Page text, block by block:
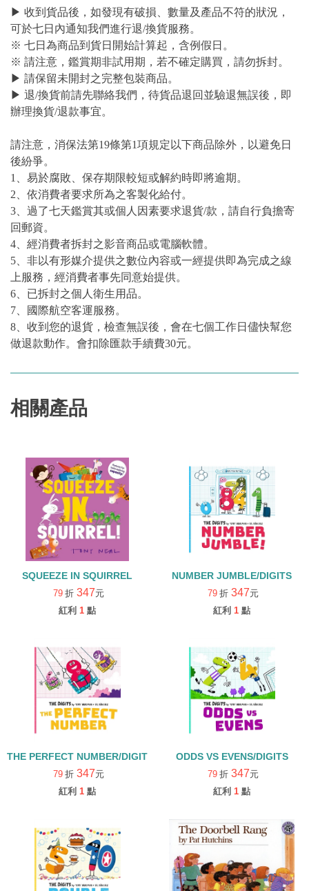
▶ 收到貨品後，如發現有破損、數量及產品不符的狀況，
可於七日內通知我們進行退/換貨服務。
※ 七日為商品到貨日開始計算起，含例假日。
※ 請注意，鑑賞期非試用期，若不確定購買，請勿拆封。
▶ 請保留未開封之完整包裝商品。
▶ 退/換貨前請先聯絡我們，待貨品退回並驗退無誤後，即
辦理換貨/退款事宜。
請注意，消保法第19條第1項規定以下商品除外，以避免日
後紛爭。
1、易於腐敗、保存期限較短或解約時即將逾期。
2、依消費者要求所為之客製化給付。
3、過了七天鑑賞其或個人因素要求退貨/款，請自行負擔寄
回郵資。
4、經消費者拆封之影音商品或電腦軟體。
5、非以有形媒介提供之數位內容或一經提供即為完成之線
上服務，經消費者事先同意始提供。
6、已拆封之個人衛生用品。
7、國際航空客運服務。
8、收到您的退貨，檢查無誤後，會在七個工作日儘快幫您
做退款動作。會扣除匯款手續費30元。
相關產品
SQUEEZE IN SQUIRREL
79 折 347元
紅利 1 點
NUMBER JUMBLE/DIGITS
79 折 347元
紅利 1 點
THE PERFECT NUMBER/DIGITS
79 折 347元
紅利 1 點
ODDS VS EVENS/DIGITS
79 折 347元
紅利 1 點